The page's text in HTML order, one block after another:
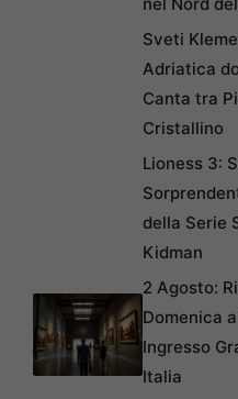
nel Nord
Sveti
Adriatica
Canta tra
Cristallino
Lioness 3:
della Serie
Kidman
2 Agosto:
Domenica
Ingresso
Italia